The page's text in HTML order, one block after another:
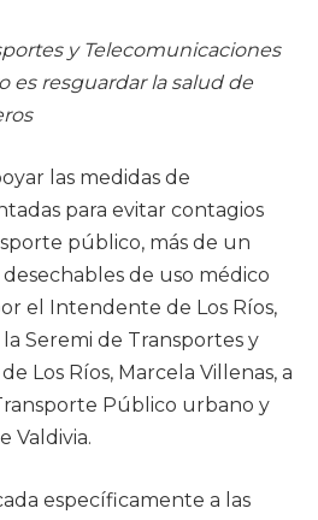
y Telecomunicaciones
es resguardar la salud de
las medidas de
para evitar contagios
público, más de un
de uso médico
el Intendente de Los Ríos,
Seremi de Transportes y
Los Ríos, Marcela Villenas, a
Público urbano y
Valdivia.
específicamente a las